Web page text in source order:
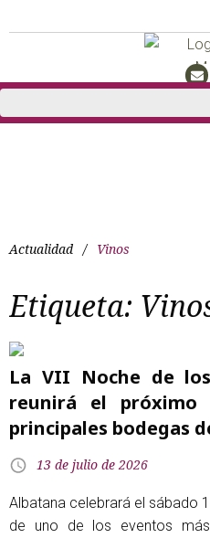
Actualidad / Vinos
Etiqueta:
La VII Noche de
reunirá el
principales bodegas
13 de julio de 2026
Albatana celebrará el sábado
de uno de los eventos